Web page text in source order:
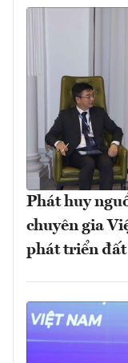
Phát huy
chuyên gia
phát triển đất